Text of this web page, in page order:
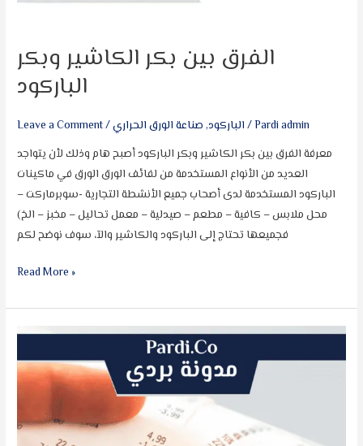
الفرق بين بكر الكاشير وبكر
الباركود
Leave a Comment/ الباركود,صناعة الورق الحراري /Pardi admin
معرفة الفرق بين بكر الكاشير وبكر الباركود أصبح هام وذلك لأن يتواجد
العديد من الأنواع المستخدمة من لفائف الورق الورق في ماكينات
الباركود المستخدمة لدى أصحاب جميع الأنشطة التجارية -سوبرماركت –
محل ملابس – كافية – مطعم – صيدلية – معمل تحاليل – مخبز – الخ)
فجميعها تحتاج إلى الباركود والكاشير والآ، سوف نوضح لكم
Read More »
ما
نوع
الحبر
المستخدم
الورق